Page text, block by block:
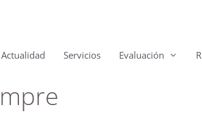
Actualidad Servicios Evaluación